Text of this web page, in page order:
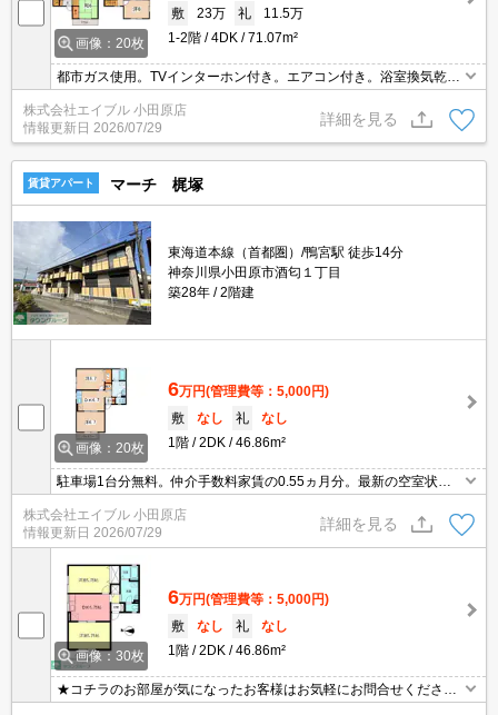
画像：20枚
敷 23万 礼
11.5万
1-2階
4DK 71.07m²
都市ガス使用。TVインターホン付き。エアコン付き。浴室換気乾燥
式。小型犬1匹又は猫1匹迄飼育可。ペット飼育の場合、敷金1ヵ月
分増。システムキッチン。追い焚き付き。シャワー付独立洗面台。
株式会社エイブル 小田原店
情報更新日 2026/07/29
詳細を見る
賃貸アパート マーチ 梶塚
東海道本線（首都圏）/鴨宮駅 徒歩14分
神奈川県小田原市酒匂１丁目
築28年
2階建
画像：20枚
6万円(管理費等：5,000円)
敷
なし 礼
なし
1階
2DK 46.86m²
駐車場1台分無料。仲介手数料家賃の0.55ヵ月分。最新の空室状況
はお気軽にお問い合わせ下さい。TVインターホン付き。角部屋。エ
アコン付き。追焚給湯。
株式会社エイブル 小田原店
情報更新日 2026/07/29
詳細を見る
画像：30枚
6万円(管理費等：5,000円)
敷
なし 礼
なし
1階
2DK 46.86m²
★コチラのお部屋が気になったお客様はお気軽にお問合せください
ませ★専門スタッフが詳細情報をご案内させていただきます！もち